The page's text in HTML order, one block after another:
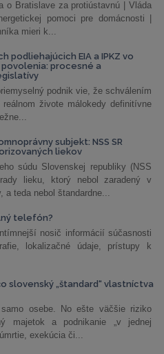
o Bratislave za protiústavnú | Vláda
pomoci pre domácnosti |
mieri k...
podliehajúcich EIA a IPKZ vo
procesné a
podnik vie, že schválením
živote málokedy definitívne
subjekt: NSS SR
liekov
súdu Slovenskej republiky (NSS
lieku, ktorý nebol zaradený v
a teda nebol štandardne...
telefón?
nosič informácií súčasnosti
lokalizačné údaje, prístupy k
slovenský „štandard“ vlastníctva
osebe. No ešte väčšie riziko
majetok a podnikanie „v jednej
exekúcia či...